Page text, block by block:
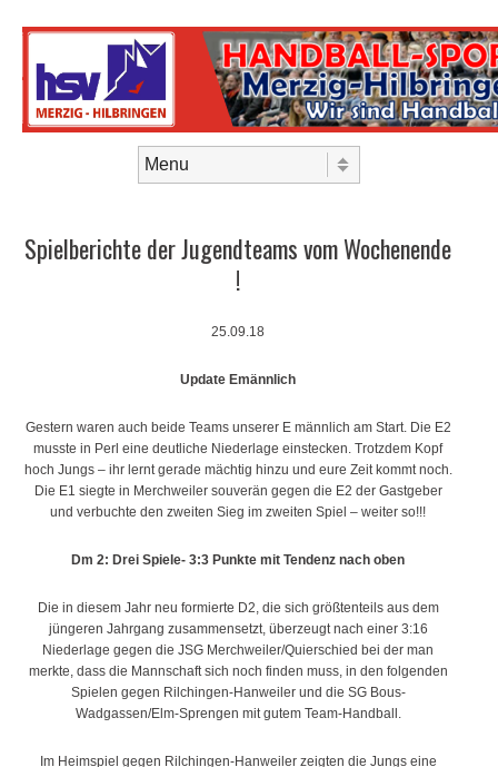
Spielberichte der Jugendteams vom Wochenende
!
25.09.18
Update Emännlich
Gestern waren auch beide Teams unserer E männlich am Start. Die E2
musste in Perl eine deutliche Niederlage einstecken. Trotzdem Kopf
hoch Jungs – ihr lernt gerade mächtig hinzu und eure Zeit kommt noch.
Die E1 siegte in Merchweiler souverän gegen die E2 der Gastgeber
und verbuchte den zweiten Sieg im zweiten Spiel – weiter so!!!
Dm 2: Drei Spiele- 3:3 Punkte mit Tendenz nach oben
Die in diesem Jahr neu formierte D2, die sich größtenteils aus dem
jüngeren Jahrgang zusammensetzt, überzeugt nach einer 3:16
Niederlage gegen die JSG Merchweiler/Quierschied bei der man
merkte, dass die Mannschaft sich noch finden muss, in den folgenden
Spielen gegen Rilchingen-Hanweiler und die SG Bous-
Wadgassen/Elm-Sprengen mit gutem Team-Handball.
Im Heimspiel gegen Rilchingen-Hanweiler zeigten die Jungs eine